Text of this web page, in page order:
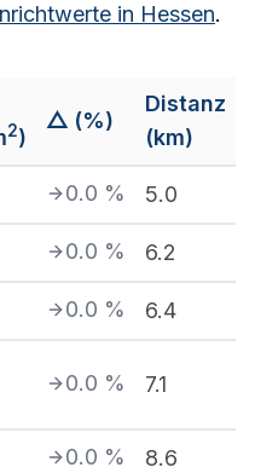
in Hessen.
2)
△ (%)
Distanz
(km)
0.0 % 5.0
0.0 % 6.2
0.0 % 6.4
0.0 % 7.1
0.0 % 8.6